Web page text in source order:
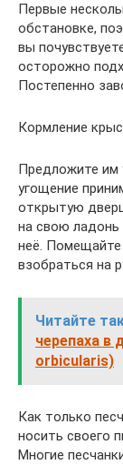
Первые
обстановке,
вы
осторожно
Постепенно
Кормление
Предложите им
угощение
открытую
на свою
неё. Помещайте
взобраться на
Читайте
черепаха в
orbicularis)
Как только
носить своего
Многие